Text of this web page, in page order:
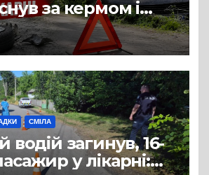
за кермом і
ДТП:
жінка
СМІЛА
водій загинув, 16-
у лікарні: